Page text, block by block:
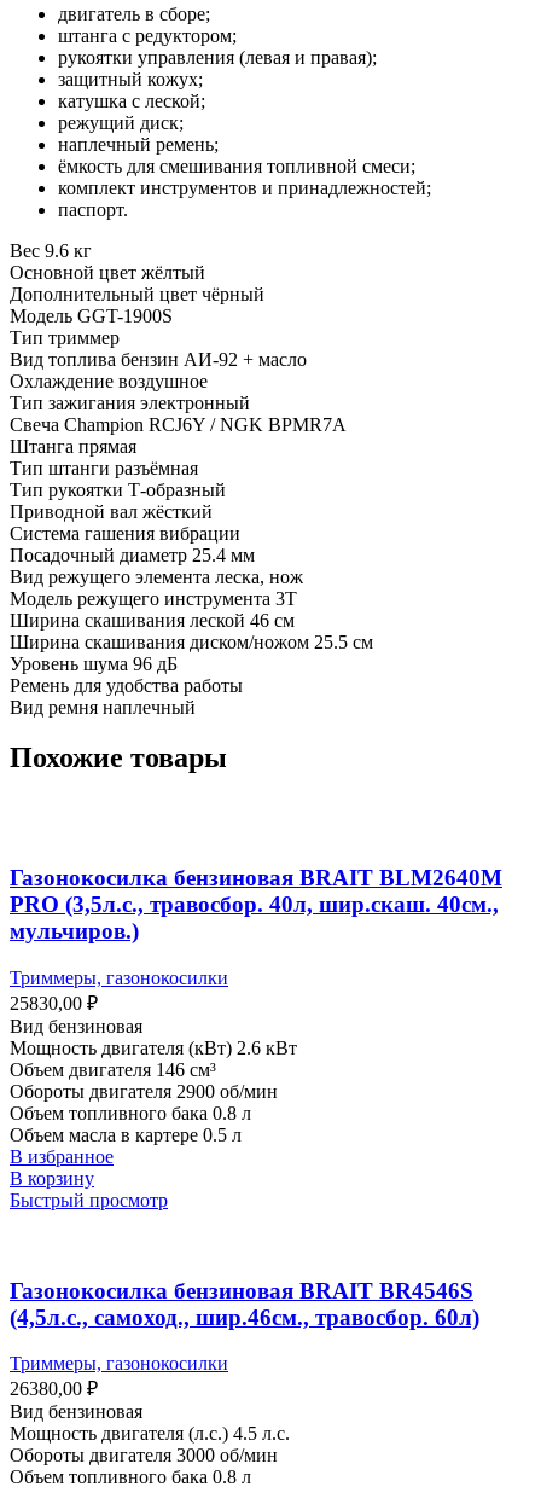
двигатель в сборе;
штанга с редуктором;
рукоятки управления (левая и правая);
защитный кожух;
катушка с леской;
режущий диск;
наплечный ремень;
ёмкость для смешивания топливной смеси;
комплект инструментов и принадлежностей;
паспорт.
Вес 9.6 кг
Основной цвет жёлтый
Дополнительный цвет чёрный
Модель GGT-1900S
Тип триммер
Вид топлива бензин АИ-92 + масло
Охлаждение воздушное
Тип зажигания электронный
Свеча Champion RCJ6Y / NGK BPMR7A
Штанга прямая
Тип штанги разъёмная
Тип рукоятки Т-образный
Приводной вал жёсткий
Система гашения вибрации
Посадочный диаметр 25.4 мм
Вид режущего элемента леска, нож
Модель режущего инструмента 3T
Ширина скашивания леской 46 см
Ширина скашивания диском/ножом 25.5 см
Уровень шума 96 дБ
Ремень для удобства работы
Вид ремня наплечный
Похожие товары
Газонокосилка бензиновая BRAIT BLM2640M
PRO (3,5л.с., травосбор. 40л, шир.скаш. 40см.,
мульчиров.)
Триммеры, газонокосилки
25830,00 ₽
Вид бензиновая
Мощность двигателя (кВт) 2.6 кВт
Объем двигателя 146 см³
Обороты двигателя 2900 об/мин
Объем топливного бака 0.8 л
Объем масла в картере 0.5 л
В избранное
В корзину
Быстрый просмотр
Газонокосилка бензиновая BRAIT BR4546S
(4,5л.с., самоход., шир.46см., травосбор. 60л)
Триммеры, газонокосилки
26380,00 ₽
Вид бензиновая
Мощность двигателя (л.с.) 4.5 л.с.
Обороты двигателя 3000 об/мин
Объем топливного бака 0.8 л